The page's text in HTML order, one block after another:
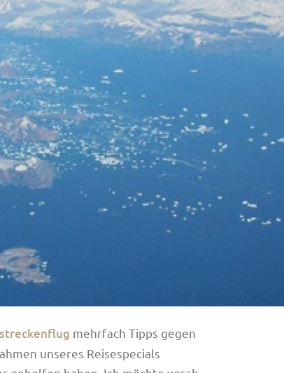
mehrfach Tipps gegen
unseres Reisespecials